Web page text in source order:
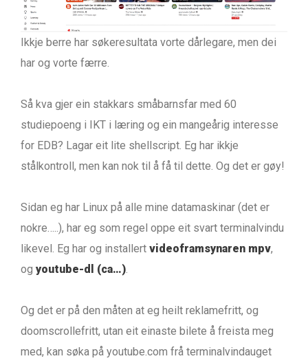
Ikkje berre har søkeresultata vorte dårlegare, men dei
har og vorte færre.
Så kva gjer ein stakkars småbarnsfar med 60
studiepoeng i IKT i læring og ein mangeårig interesse
for EDB? Lagar eit lite shellscript. Eg har ikkje
stålkontroll, men kan nok til å få til dette. Og det er gøy!
Sidan eg har Linux på alle mine datamaskinar (det er
nokre…..), har eg som regel oppe eit svart terminalvindu
likevel. Eg har og installert videoframsynaren mpv,
og youtube-dl (ca…).
Og det er på den måten at eg heilt reklamefritt, og
doomscrollefritt, utan eit einaste bilete å freista meg
med, kan søka på youtube.com frå terminalvindauget